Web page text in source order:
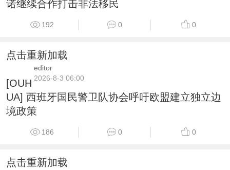
诺继续合作打击非法移民
192 0 0
点击重新加载
editor
2026-8-3 06:00
[OUH
UA] 西班牙国民警卫队协会呼吁欧盟建立独立边
境政策
186 0 0
点击重新加载